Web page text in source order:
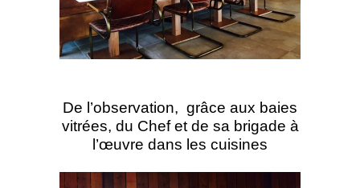
De l’observation, grâce aux baies
vitrées, du Chef et de sa brigade à
l’œuvre dans les cuisines